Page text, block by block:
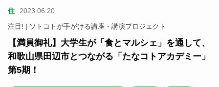
住
2023.06.20
注目! | ソトコトが手がける講座・講演プロジェクト
【満員御礼】大学生が「食とマルシェ」を通して、
和歌山県田辺市とつながる「たなコトアカデミー」
第5期！